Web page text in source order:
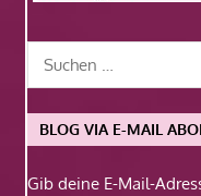
BLOG VIA E-MAIL
Gib deine E-Mail-